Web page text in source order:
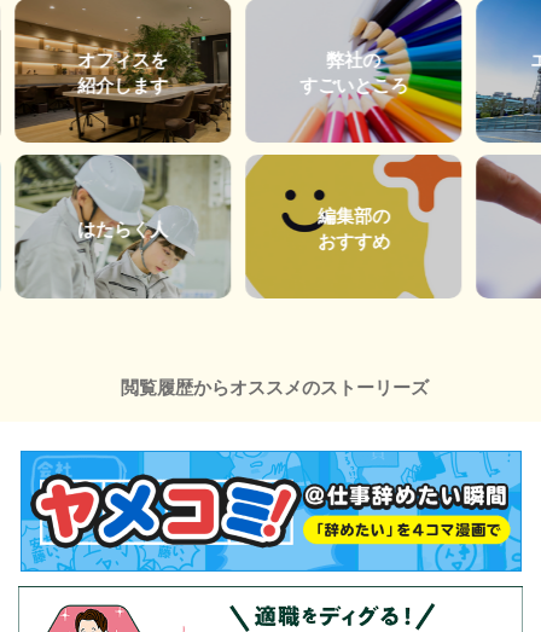
オフィスを
紹介します
はたらく人
弊社の
すごいところ
編集部の
おすすめ
閲覧履歴からオススメのストーリーズ